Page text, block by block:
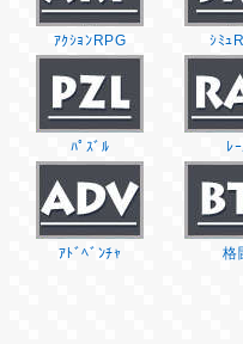
ｱｸｼｮﾝRPG ｼﾐｭ
ﾊﾟｽﾞﾙ ﾚ
ｱﾄﾞﾍﾞﾝﾁｬ 格